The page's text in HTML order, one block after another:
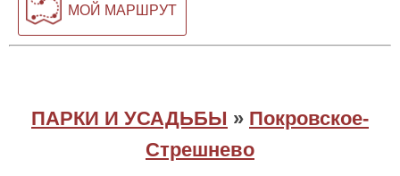
МОЙ МАРШРУТ
ПАРКИ И УСАДЬБЫ » Покровское-
Стрешнево